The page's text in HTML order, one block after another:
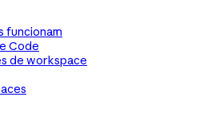
funcionam
Code
de workspace